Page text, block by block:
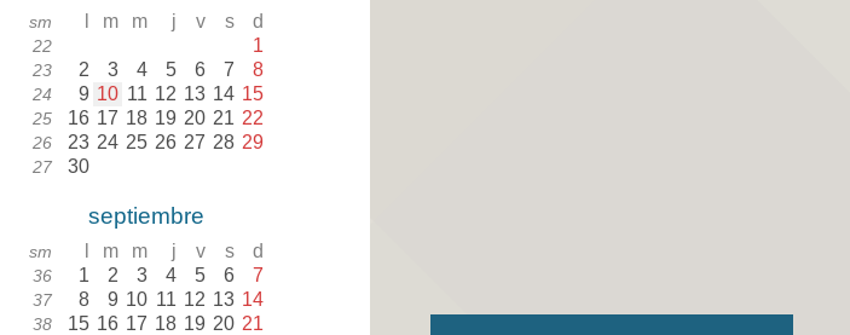
sm m m j v s d
22 1
23 2 3 4 5 6 7 8
24 9 10 11 12 13 14 15
25 16 17 18 19 20 21 22
26 23 24 25 26 27 28 29
27 30
septiembre
sm m m j v s d
36 1 2 3 4 5 6 7
37 8 9 10 11 12 13 14
38 15 16 17 18 19 20 21